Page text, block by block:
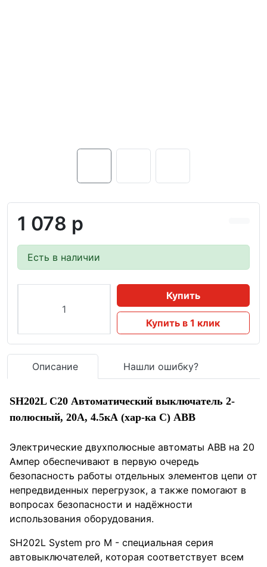
1 078 р
Есть в наличии
Купить
Купить в 1 клик
Описание Нашли ошибку?
SH202L C20 Автоматический выключатель 2-
полюсный, 20А, 4.5кА (хар-ка C) ABB
Электрические двухполюсные автоматы ABB на 20
Ампер обеспечивают в первую очередь
безопасность работы отдельных элементов цепи от
непредвиденных перегрузок, а также помогают в
вопросах безопасности и надёжности
использования оборудования.
SH202L System pro M - специальная серия
автовыключателей, которая соответствует всем